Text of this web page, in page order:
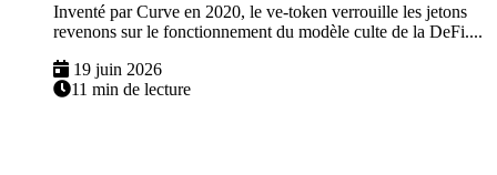
Inventé par Curve en 2020, le ve-token verrouille les jetons
revenons sur le fonctionnement du modèle culte de la DeFi....
19 juin 2026
11 min de lecture